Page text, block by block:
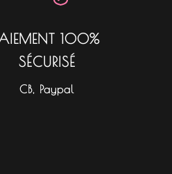
100%
SÉCURISÉ
CB, Paypal